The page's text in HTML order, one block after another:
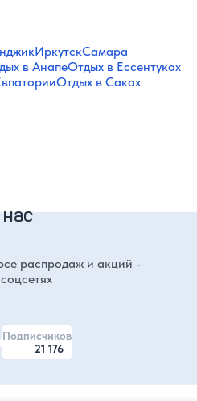
ИркутскСамара
в АнапеОтдых в Ессентуках
Отдых в Саках
распродаж и акций -
Подписчиков
21 176